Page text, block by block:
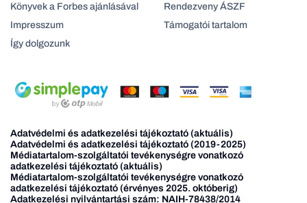
Könyvek a Forbes ajánlásával
Impresszum
Így dolgozunk
Rendezveny ÁSZF
Támogatói tartalom
Adatvédelmi és adatkezelési tájékoztató (aktuális)
Adatvédelmi és adatkezelési tájékoztató (2019-2025)
Médiatartalom-szolgáltatói tevékenységre vonatkozó
adatkezelési tájékoztató (aktuális)
Médiatartalom-szolgáltatói tevékenységre vonatkozó
adatkezelési tájékoztató (érvényes 2025. októberig)
Adatkezelési nyilvántartási szám: NAIH-78438/2014